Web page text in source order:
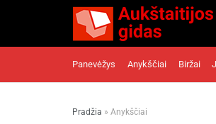
Panevėžys Anykščiai Biržai
Pradžia » Anykščiai